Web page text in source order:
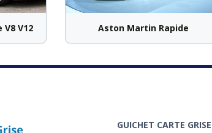
V12 Aston Martin Rapide
GUICHET CARTE GRISE